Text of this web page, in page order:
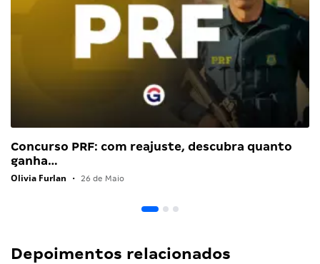
Concurso PRF: com reajuste, descubra quanto
ganha…
Olivia Furlan • 26 de Maio
Depoimentos relacionados